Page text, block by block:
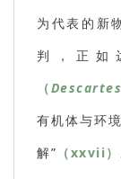
为代表的新
判，正如
（
有机体与环
解” （xxvii）